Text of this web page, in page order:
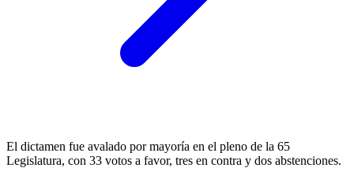
El dictamen fue avalado por mayoría en el pleno de la 65
Legislatura, con 33 votos a favor, tres en contra y dos abstenciones.